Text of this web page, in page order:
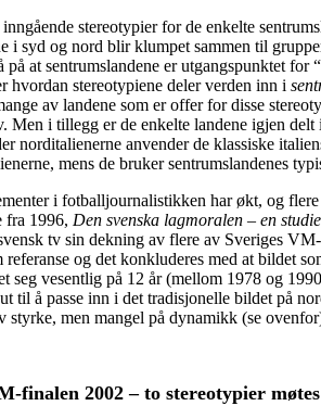
stereotypier for de enkelte
i syd og nord blir klumpet sammen til
på at sentrumslandene er utgangspunktet for
hvordan stereotypiene deler verden inn i
av landene som er offer for disse
Men i tillegg er de enkelte landene igjen
norditalienerne anvender de klassiske
mens de bruker sentrumslandenes
i fotballjournalistikken har økt, og
fra 1996, Den svenska lagmoralen – en
tv sin dekning av flere av Sveriges
og det konkluderes med at bildet
seg vesentlig på 12 år (mellom 1978 og
til å passe inn i det tradisjonelle bildet på
styrke, men mangel på dynamikk (se
finalen 2002 – to stereotypier møtes